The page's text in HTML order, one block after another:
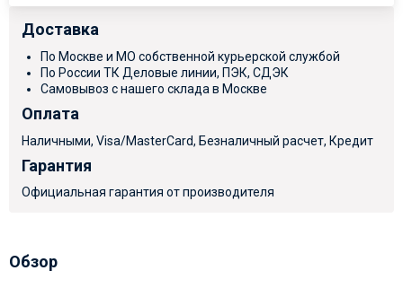
Доставка
По Москве и МО собственной курьерской службой
По России ТК Деловые линии, ПЭК, СДЭК
Самовывоз с нашего склада в Москве
Оплата
Наличными, Visa/MasterCard, Безналичный расчет, Кредит
Гарантия
Официальная гарантия от производителя
Обзор